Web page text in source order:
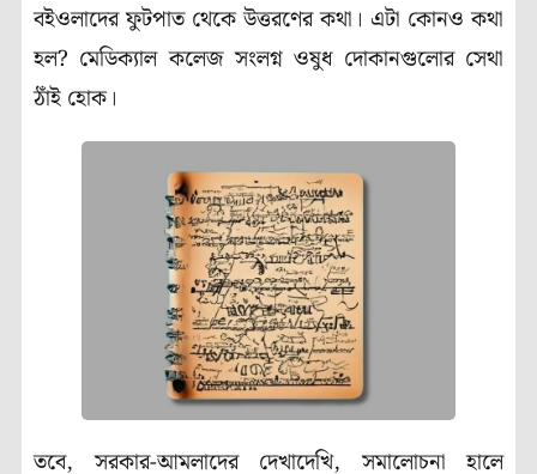
বইওলাদের ফুটপাত থেকে উত্তরণের কথা। এটা কোনও কথা
হল? মেডিক্যাল কলেজ সংলগ্ন ওষুধ দোকানগুলোর সেথা
ঠাঁই হোক।
তবে, সরকার-আমলাদের দেখাদেখি, সমালোচনা হালে